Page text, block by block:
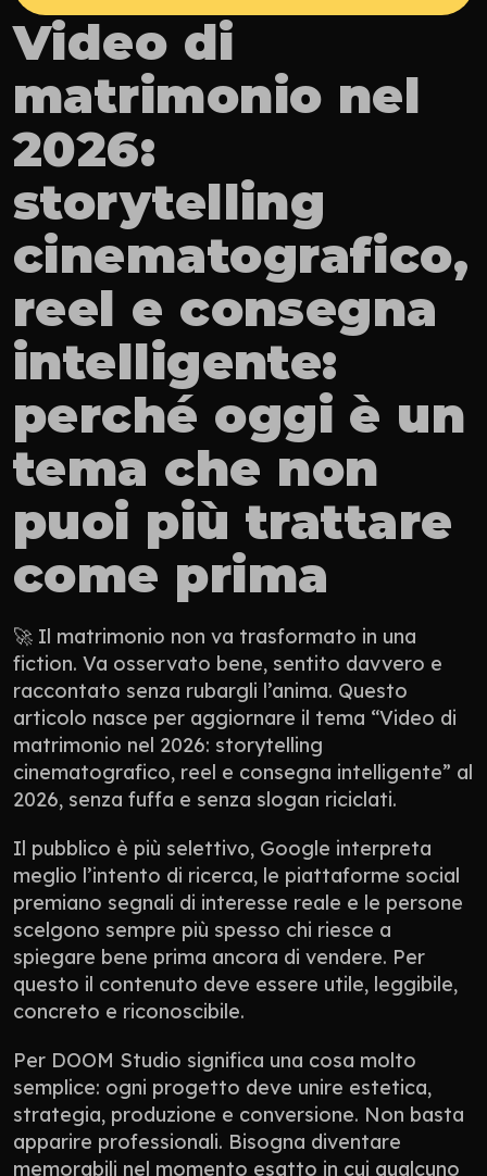
Video di
matrimonio nel
2026:
storytelling
cinematografico,
reel e consegna
intelligente:
perché oggi è un
tema che non
puoi più trattare
come prima
🚀 Il matrimonio non va trasformato in una
fiction. Va osservato bene, sentito davvero e
raccontato senza rubargli l’anima. Questo
articolo nasce per aggiornare il tema “Video di
matrimonio nel 2026: storytelling
cinematografico, reel e consegna intelligente” al
2026, senza fuffa e senza slogan riciclati.
Il pubblico è più selettivo, Google interpreta
meglio l’intento di ricerca, le piattaforme social
premiano segnali di interesse reale e le persone
scelgono sempre più spesso chi riesce a
spiegare bene prima ancora di vendere. Per
questo il contenuto deve essere utile, leggibile,
concreto e riconoscibile.
Per DOOM Studio significa una cosa molto
semplice: ogni progetto deve unire estetica,
strategia, produzione e conversione. Non basta
apparire professionali. Bisogna diventare
memorabili nel momento esatto in cui qualcuno